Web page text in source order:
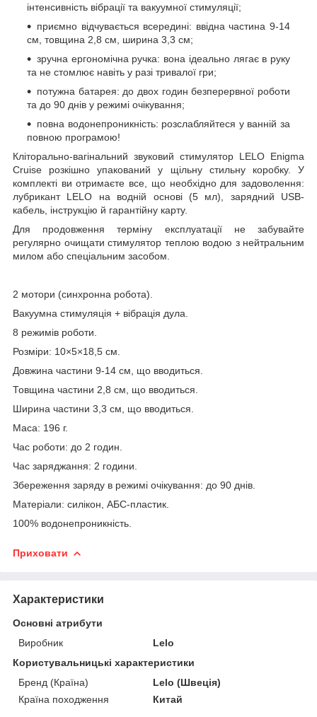
інтенсивність вібрації та вакуумної стимуляції;
приємно відчувається всередині: ввідна частина 9-14
см, товщина 2,8 см, ширина 3,3 см;
зручна ергономічна ручка: вона ідеально лягає в руку
та не стомлює навіть у разі тривалої гри;
потужна батарея: до двох годин безперервної роботи
та до 90 днів у режимі очікування;
повна водонепроникність: розслабляйтеся у ванній за
повною програмою!
Кліторально-вагінальний звуковий стимулятор LELO Enigma
Cruise розкішно упакований у щільну стильну коробку. У
комплекті ви отримаєте все, що необхідно для задоволення:
лубрикант LELO на водній основі (5 мл), зарядний USB-
кабель, інструкцію й гарантійну карту.
Для продовження терміну експлуатації не забувайте
регулярно очищати стимулятор теплою водою з нейтральним
милом або спеціальним засобом.
2 мотори (синхронна робота).
Вакуумна стимуляція + вібрація дула.
8 режимів роботи.
Розміри: 10×5×18,5 см.
Довжина частини 9-14 см, що вводиться.
Товщина частини 2,8 см, що вводиться.
Ширина частини 3,3 см, що вводиться.
Маса: 196 г.
Час роботи: до 2 годин.
Час заряджання: 2 години.
Збереження заряду в режимі очікування: до 90 днів.
Матеріали: силікон, АБС-пластик.
100% водонепроникність.
Приховати
Характеристики
Основні атрибути
Виробник
Lelo
Користувальницькі характеристики
Бренд (Країна)
Lelo (Швеція)
Країна походження
Китай